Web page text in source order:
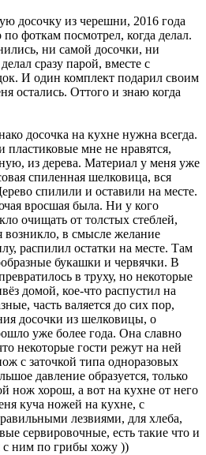
досочку из черешни, 2016 года
фоткам посмотрел, когда делал.
ни самой досочки, ни
сразу парой, вместе с
И один комплект подарил своим
остались. Оттого и знаю когда
досочка на кухне нужна всегда.
мне не нравятся,
из дерева. Материал у меня уже
спиленная шелковица, вся
спилили и оставили на месте.
вросшая была. Ни у кого
очищать от толстых стеблей,
возникло, в смысле желание
распилил остатки на месте. Там
букашки и червячки. В
в труху, но некоторые
домой, кое-что распустил на
часть валяется до сих пор,
досочки из шелковицы, о
уже более года. Она славно
некоторые гости режут на ней
с заточкой типа одноразовых
давление образуется, только
нож хорош, а вот на кухне от него
куча ножей на кухне, с
лезвиями, для хлеба,
сервировочные, есть такие что и
с ним по грибы хожу ))